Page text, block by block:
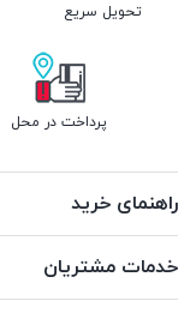
تحویل سریع
پرداخت در محل
راهنمای خرید
خدمات مشتریان